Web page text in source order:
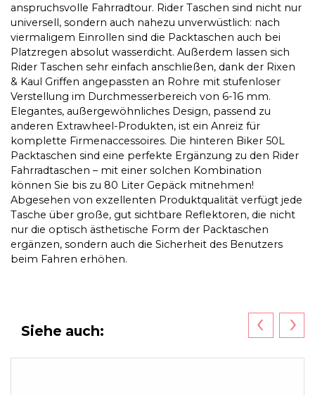
anspruchsvolle Fahrradtour. Rider Taschen sind nicht nur
universell, sondern auch nahezu unverwüstlich: nach
viermaligem Einrollen sind die Packtaschen auch bei
Platzregen absolut wasserdicht. Außerdem lassen sich
Rider Taschen sehr einfach anschließen, dank der Rixen
& Kaul Griffen angepassten an Rohre mit stufenloser
Verstellung im Durchmesserbereich von 6-16 mm.
Elegantes, außergewöhnliches Design, passend zu
anderen Extrawheel-Produkten, ist ein Anreiz für
komplette Firmenaccessoires. Die hinteren Biker 50L
Packtaschen sind eine perfekte Ergänzung zu den Rider
Fahrradtaschen – mit einer solchen Kombination
können Sie bis zu 80 Liter Gepäck mitnehmen!
Abgesehen von exzellenten Produktqualität verfügt jede
Tasche über große, gut sichtbare Reflektoren, die nicht
nur die optisch ästhetische Form der Packtaschen
ergänzen, sondern auch die Sicherheit des Benutzers
beim Fahren erhöhen.
Siehe auch: ‹ ›